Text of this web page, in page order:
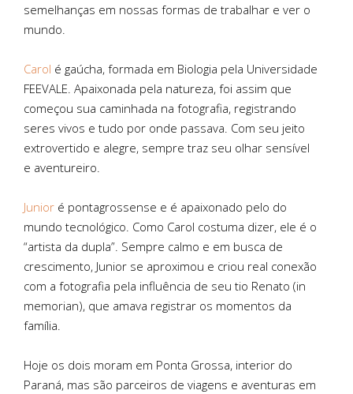
semelhanças em nossas formas de trabalhar e ver o
mundo.
Carol é gaúcha, formada em Biologia pela Universidade
FEEVALE. Apaixonada pela natureza, foi assim que
começou sua caminhada na fotografia, registrando
seres vivos e tudo por onde passava. Com seu jeito
extrovertido e alegre, sempre traz seu olhar sensível
e aventureiro.
Junior é pontagrossense e é apaixonado pelo do
mundo tecnológico. Como Carol costuma dizer, ele é o
“artista da dupla”. Sempre calmo e em busca de
crescimento, Junior se aproximou e criou real conexão
com a fotografia pela influência de seu tio Renato (in
memorian), que amava registrar os momentos da
família.
Hoje os dois moram em Ponta Grossa, interior do
Paraná, mas são parceiros de viagens e aventuras em